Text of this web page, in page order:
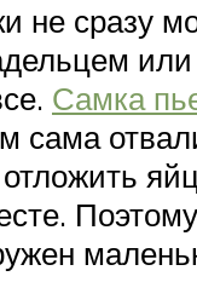
не сразу
Самка
сама